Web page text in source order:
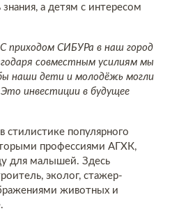
а детям с интересом
С приходом СИБУРа в наш город
совместным усилиям мы
наши дети и молодёжь могли
Это инвестиции в будущее
стилистике популярного
профессиями АГХК,
для малышей. Здесь
эколог, стажер-
животных и